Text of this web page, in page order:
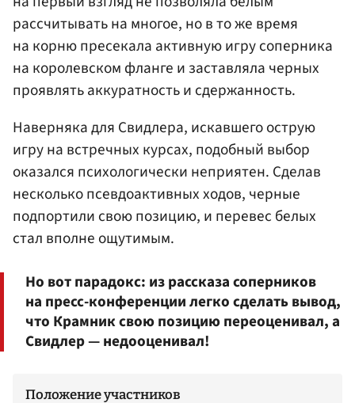
рассчитывать на многое, но в то же время
на корню пресекала активную игру соперника
на королевском фланге и заставляла черных
проявлять аккуратность и сдержанность.
Наверняка для Свидлера, искавшего острую
игру на встречных курсах, подобный выбор
оказался психологически неприятен. Сделав
несколько псевдоактивных ходов, черные
подпортили свою позицию, и перевес белых
стал вполне ощутимым.
Но вот парадокс: из рассказа соперников
на пресс-конференции легко сделать вывод,
что Крамник свою позицию переоценивал, а
Свидлер — недооценивал!
Положение участников